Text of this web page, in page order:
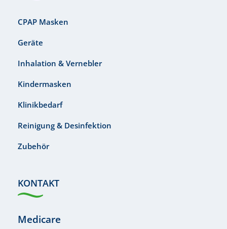
CPAP Masken
Geräte
Inhalation & Vernebler
Kindermasken
Klinikbedarf
Reinigung & Desinfektion
Zubehör
KONTAKT
Medicare